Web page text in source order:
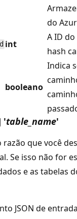
do
int
A ID
hash
booleano
Indica
'table_name'
que você
Se isso não for
e as tabelas
JSON de